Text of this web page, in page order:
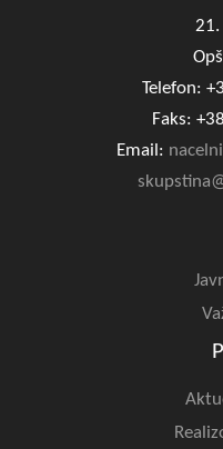
21.
Telefon:
Faks:
Email: